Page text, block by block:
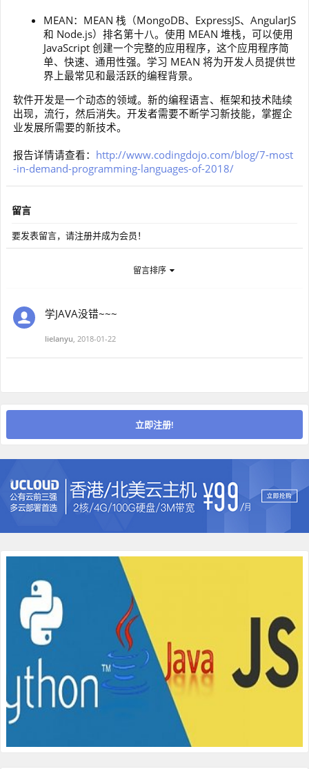
MEAN：MEAN 栈（MongoDB、ExpressJS、AngularJS
和 Node.js）排名第十八。使用 MEAN 堆栈，可以使用
JavaScript 创建一个完整的应用程序，这个应用程序简
单、快速、通用性强。学习 MEAN 将为开发人员提供世
界上最常见和最活跃的编程背景。
软件开发是一个动态的领域。新的编程语言、框架和技术陆续
出现，流行，然后消失。开发者需要不断学习新技能，掌握企
业发展所需要的新技术。
报告详情请查看： http://www.codingdojo.com/blog/7-most
-in-demand-programming-languages-of-2018/
留言
要发表留言，请注册并成为会员！
留言排序
学JAVA没错~~~
lielanyu 2018-01-22
立即注册!